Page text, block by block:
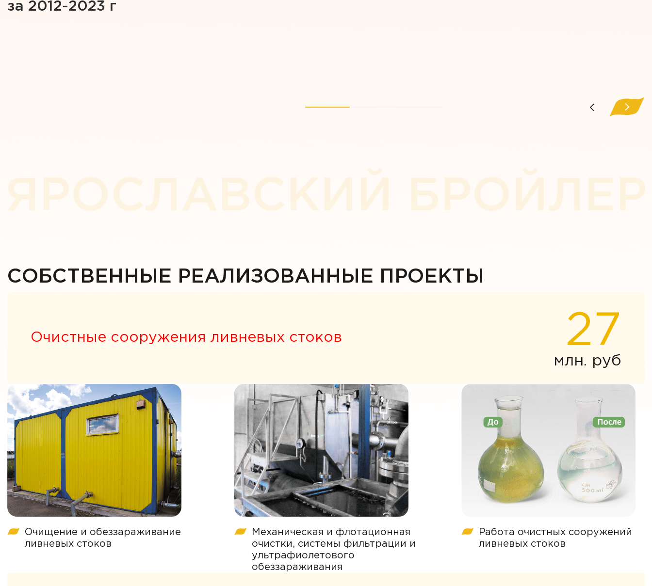
за 2012-2023 г
ЯРОСЛАВСКИЙ БРОЙЛЕР
СОБСТВЕННЫЕ РЕАЛИЗОВАННЫЕ ПРОЕКТЫ
Очистные сооружения ливневых стоков 27
млн. руб
Очищение и обеззараживание
ливневых стоков
Механическая и флотационная
очистки, системы фильтрации и
ультрафиолетового
обеззараживания
Работа очистных сооружений
ливневых стоков